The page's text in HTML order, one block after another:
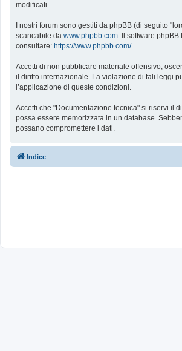
modificati.
I nostri forum sono gestiti da phpBB (di seguito
scaricabile da www.phpbb.com. Il software
consultare: https://www.phpbb.com/.
Accetti di non pubblicare materiale offensivo,
il diritto internazionale. La violazione di tali leggi
l’applicazione di queste condizioni.
Accetti che "Documentazione tecnica" si riservi il
possa essere memorizzata in un database.
possano compromettere i dati.
Indice